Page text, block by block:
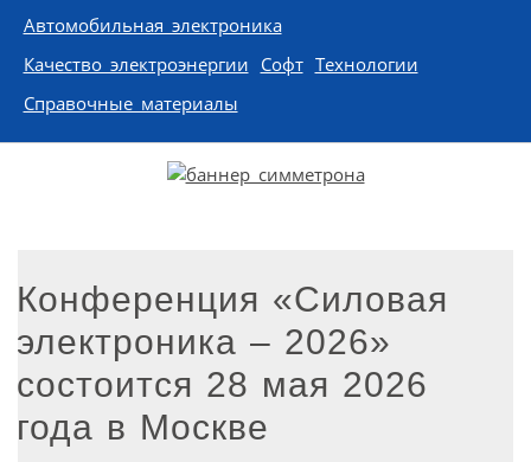
Автомобильная электроника
Качество электроэнергии Софт Технологии
Справочные материалы
Конференция «Силовая
электроника – 2026»
состоится 28 мая 2026
года в Москве